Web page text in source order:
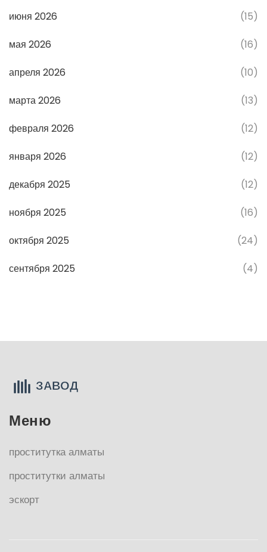
июня 2026 (15)
мая 2026 (16)
апреля 2026 (10)
марта 2026 (13)
февраля 2026 (12)
января 2026 (12)
декабря 2025 (12)
ноября 2025 (16)
октября 2025 (24)
сентября 2025 (4)
Меню
проститутка алматы
проститутки алматы
эскорт